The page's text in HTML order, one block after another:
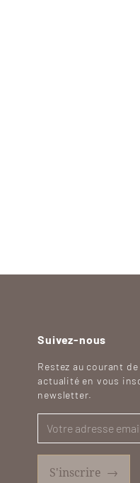
Suivez-nous
Restez au courant
actualité en vous
newsletter.
S'inscrire →